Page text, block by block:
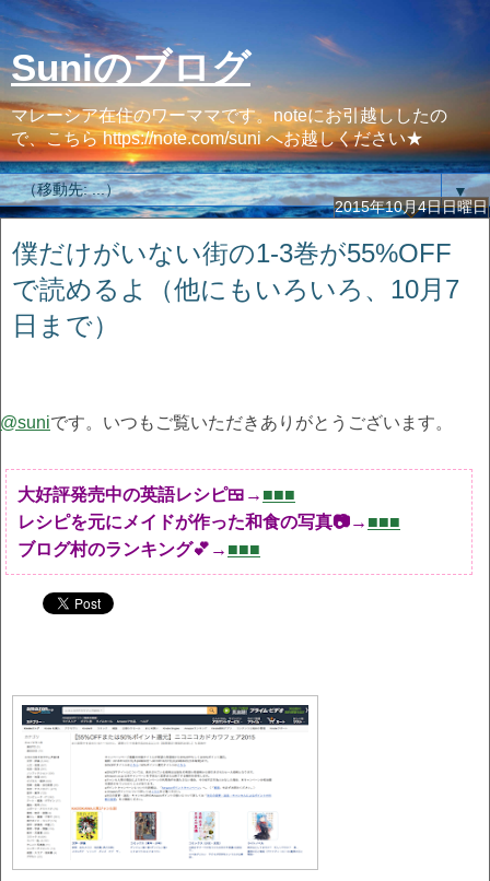
Suniのブログ
マレーシア在住のワーママです。noteにお引越ししたの
で、こちら https://note.com/suni へお越しください★
▼
2015年10月4日日曜日
僕だけがいない街の1-3巻が55%OFF
で読めるよ（他にもいろいろ、10月7
日まで）
@suniです。いつもご覧いただきありがとうございます。
大好評発売中の英語レシピ🍱→ ■■■
レシピを元にメイドが作った和食の写真📷→ ■■■
ブログ村のランキング💕→ ■■■